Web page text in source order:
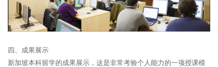
四、成果展示
新加坡本科留学的成果展示，这是非常考验个人能力的一项授课模